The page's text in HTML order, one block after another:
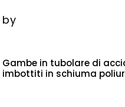
by
Gambe in tubolare di
imbottiti in schiuma